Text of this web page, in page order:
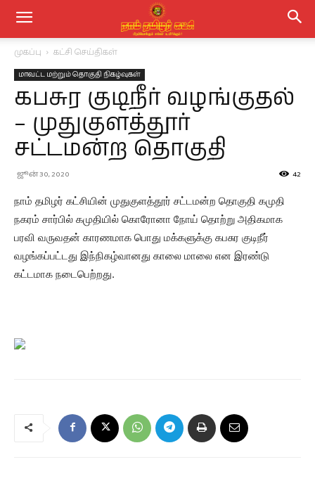
முகப்பு கட்சி செய்திகள்
மாவட்ட மற்றும் தொகுதி நிகழ்வுகள்
கபசுர குடிநீர் வழங்குதல்
– முதுகுளத்தூர்
சட்டமன்ற தொகுதி
ஜூன் 30, 2020 42
நாம் தமிழர் கட்சியின் முதுகுளத்தூர் சட்டமன்ற தொகுதி கமுதி
நகரம் சார்பில் கமுதியில் கொரோனா நோய் தொற்று அதிகமாக
பரவி வருவதன் காரணமாக பொது மக்களுக்கு கபசுர குடிநீர்
வழங்கப்பட்டது இந்நிகழ்வானது காலை மாலை என இரண்டு
கட்டமாக நடைபெற்றது.